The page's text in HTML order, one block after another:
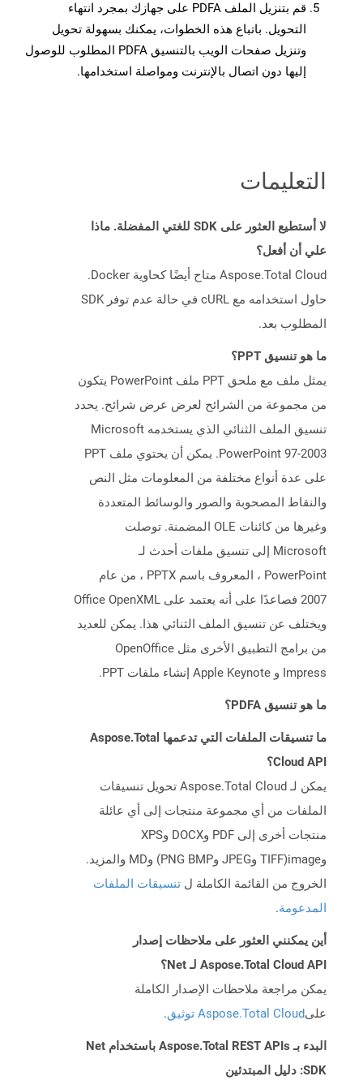
قم بتنزيل الملف PDFA على جهازك بمجرد انتهاء
التحويل. باتباع هذه الخطوات، يمكنك بسهولة تحويل
وتنزيل صفحات الويب بالتنسيق PDFA المطلوب للوصول
إليها دون اتصال بالإنترنت ومواصلة استخدامها.
التعليمات
لا أستطيع العثور على SDK للغتي المفضلة. ماذا
علي أن أفعل؟
Aspose.Total Cloud متاح أيضًا كحاوية Docker.
حاول استخدامه مع cURL في حالة عدم توفر SDK
المطلوب بعد.
ما هو تنسيق PPT؟
يمثل ملف مع ملحق PPT ملف PowerPoint يتكون
من مجموعة من الشرائح لعرض عرض شرائح. يحدد
تنسيق الملف الثنائي الذي يستخدمه Microsoft
PowerPoint 97-2003. يمكن أن يحتوي ملف PPT
على عدة أنواع مختلفة من المعلومات مثل النص
والنقاط المصحوبة والصور والوسائط المتعددة
وغيرها من كائنات OLE المضمنة. توصلت
Microsoft إلى تنسيق ملفات أحدث لـ
PowerPoint ، المعروف باسم PPTX ، من عام
2007 فصاعدًا على أنه يعتمد على Office OpenXML
ويختلف عن تنسيق الملف الثنائي هذا. يمكن للعديد
من برامج التطبيق الأخرى مثل OpenOffice
Impress و Apple Keynote إنشاء ملفات PPT.
ما هو تنسيق PDFA؟
ما تنسيقات الملفات التي تدعمها Aspose.Total
Cloud API؟
يمكن لـ Aspose.Total Cloud تحويل تنسيقات
الملفات من أي مجموعة منتجات إلى أي عائلة
منتجات أخرى إلى PDF وDOCX وXPS
وimage(TIFF وJPEG وPNG BMP) وMD والمزيد.
الخروج من القائمة الكاملة ل تنسيقات الملفات
المدعومة.
أين يمكنني العثور على ملاحظات إصدار
Aspose.Total Cloud API لـ Net؟
يمكن مراجعة ملاحظات الإصدار الكاملة
علىAspose.Total Cloud توثيق .
البدء بـ Aspose.Total REST APIs باستخدام Net
SDK: دليل المبتدئين